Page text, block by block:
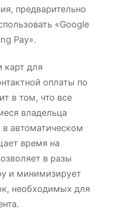
предварительно
«Google
Pay».
карт для
оплаты по
в том, что все
владельца
автоматическом
время на
в разы
и минимизирует
необходимых для